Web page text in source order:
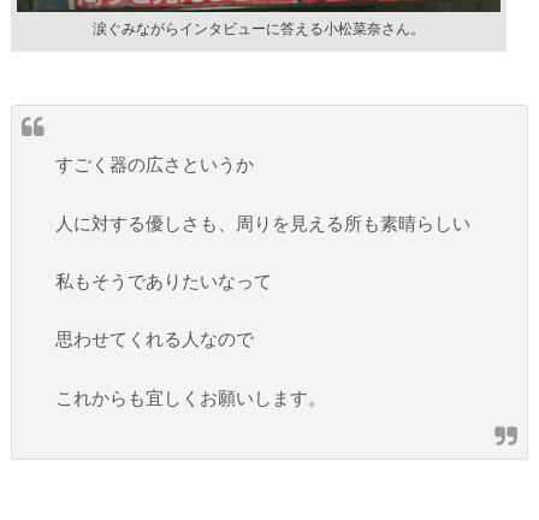
涙ぐみながらインタビューに答える小松菜奈さん。
すごく器の広さというか
人に対する優しさも、周りを見える所も素晴らしい
私もそうでありたいなって
思わせてくれる人なので
これからも宜しくお願いします。